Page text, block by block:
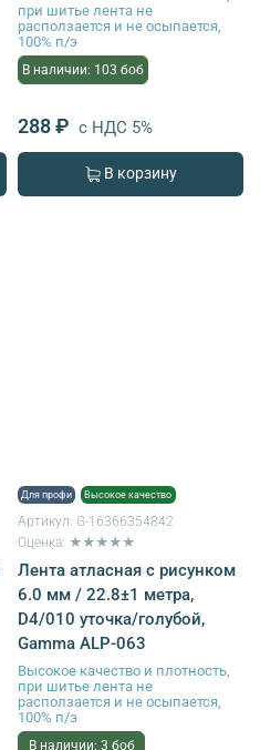
при шитье лента не
расползается и не осыпается,
100% п/э
В наличии: 103 боб
288 ₽ с НДС 5%
В корзину
Для профи Высокое качество
Артикул: G-16366354842
Оценка: ★★★★★
Лента атласная с рисунком
6.0 мм / 22.8±1 метра,
D4/010 уточка/голубой,
Gamma ALP-063
Высокое качество и плотность,
при шитье лента не
расползается и не осыпается,
100% п/э
В наличии: 3 боб